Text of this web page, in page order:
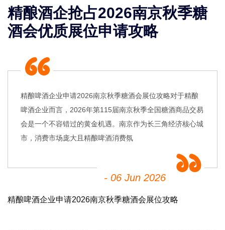
精酿酒企抢占2026南京秋季糖
酒会优质展位申请攻略
精酿啤酒企业申请2026南京秋季糖酒会展位攻略对于精酿
啤酒企业而言，2026年第115届南京秋季全国糖酒商品交易
会是一个不容错过的黄金机遇。南京作为长三角经济核心城
市，消费市场庞大且精酿啤酒消费氛
- 06 Jun 2026
精酿啤酒企业申请2026南京秋季糖酒会展位攻略